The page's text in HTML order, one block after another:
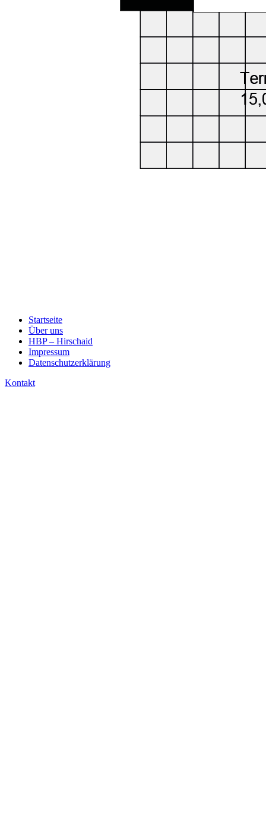
Startseite
Über uns
HBP – Hirschaid
Impressum
Datenschutzerklärung
Kontakt